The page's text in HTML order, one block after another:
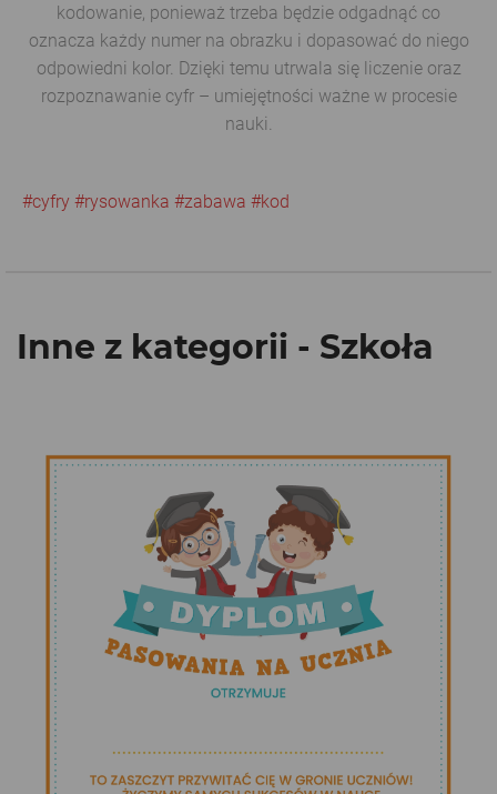
kodowanie, ponieważ trzeba będzie odgadnąć co
oznacza każdy numer na obrazku i dopasować do niego
odpowiedni kolor. Dzięki temu utrwala się liczenie oraz
rozpoznawanie cyfr – umiejętności ważne w procesie
nauki.
#cyfry #rysowanka #zabawa #kod
Inne z kategorii - Szkoła